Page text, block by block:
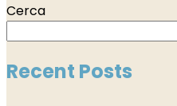
Cerca
Recent Posts